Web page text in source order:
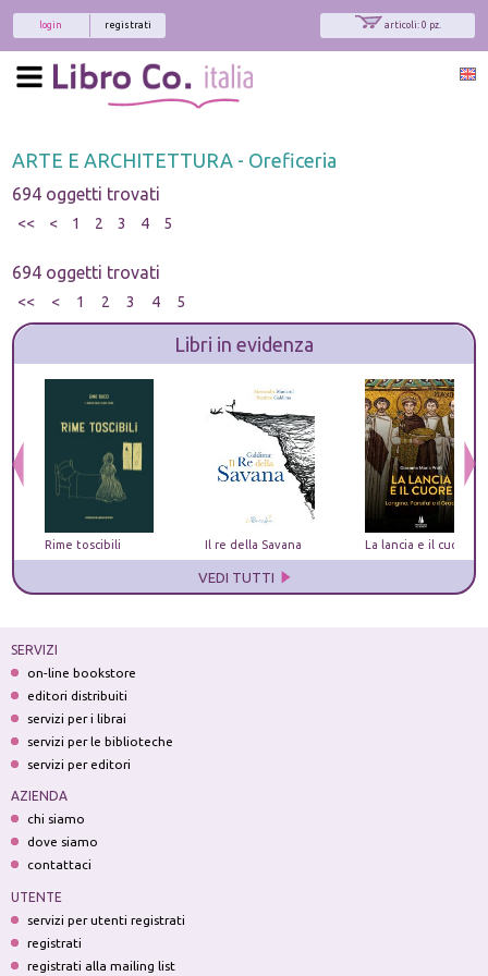
articoli: 0 pz.
registrati
login
ARTE E ARCHITETTURA - Oreficeria
694 oggetti trovati
<< < 1 2 3 4 5
694 oggetti trovati
<< < 1 2 3 4 5
Libri in evidenza
Rime toscibili Il re della Savana
VEDI TUTTI
SERVIZI
on-line bookstore
editori distribuiti
servizi per i librai
servizi per le biblioteche
servizi per editori
AZIENDA
chi siamo
dove siamo
contattaci
UTENTE
servizi per utenti registrati
registrati
registrati alla mailing list